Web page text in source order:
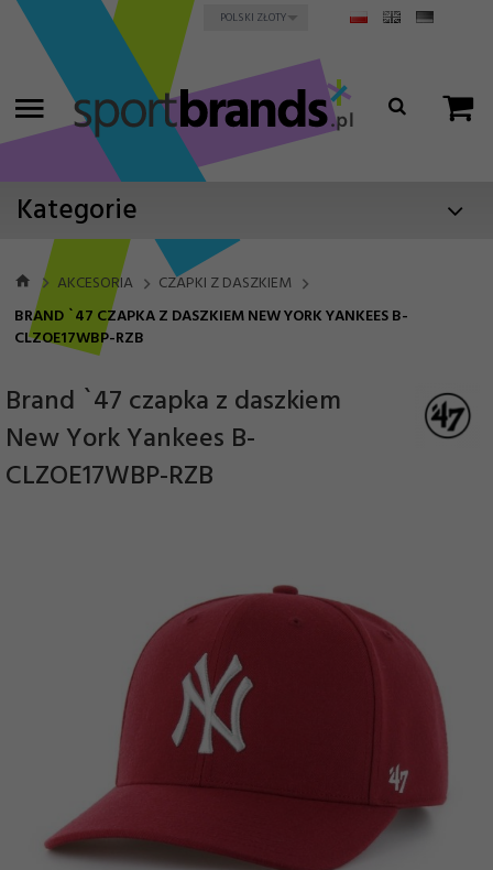
currency_h
POLSKI ZŁOTY
Kategorie
AKCESORIA
CZAPKI Z DASZKIEM
BRAND `47 CZAPKA Z DASZKIEM NEW YORK YANKEES B-
CLZOE17WBP-RZB
Brand `47 czapka z daszkiem
New York Yankees B-
CLZOE17WBP-RZB